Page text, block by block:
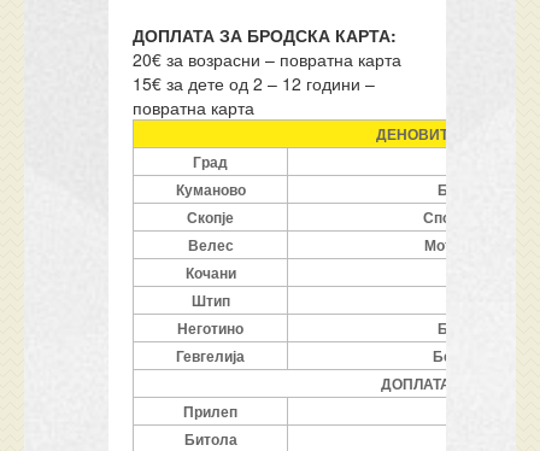
ДОПЛАТА ЗА БРОДСКА КАРТА:
20€ за возрасни – повратна карта
15€ за дете од 2 – 12 години –
повратна карта
ДЕНОВИТЕ ДАДЕНИ
Град
Куманово
Бензинска
Скопје
Спортска сала
Велес
Мотел
Кочани
Штип
Неготино
Бензинска
Гевгелија
Бензинска
ДОПЛАТА ЗА
Прилеп
Битола